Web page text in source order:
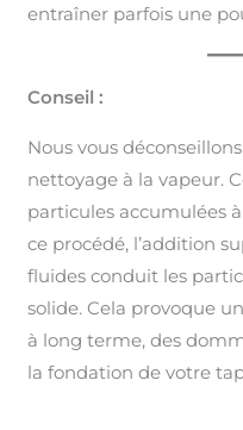
entraîner parfois une
Conseil :
Nous vous
nettoyage à la vapeur.
particules accumulées
ce procédé, l’addition
fluides conduit les
solide. Cela provoque
à long terme, des
la fondation de votre